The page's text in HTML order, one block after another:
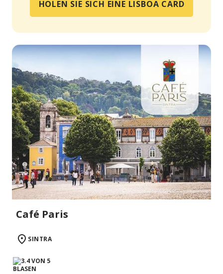
HOLEN SIE SICH EINE LISBOA CARD
Café Paris
SINTRA